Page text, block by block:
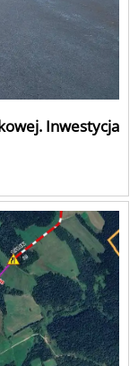
Inwestycja